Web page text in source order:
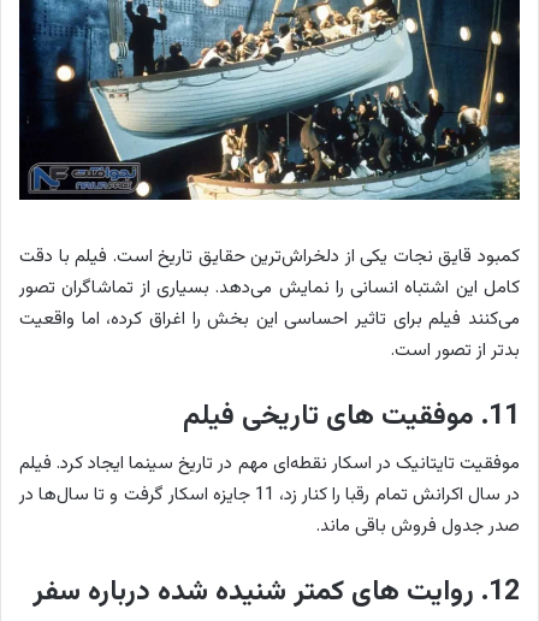
کمبود قایق نجات یکی از دلخراش‌ترین حقایق تاریخ است. فیلم با دقت
کامل این اشتباه انسانی را نمایش می‌دهد. بسیاری از تماشاگران تصور
می‌کنند فیلم برای تاثیر احساسی این بخش را اغراق کرده، اما واقعیت
بدتر از تصور است.
11. موفقیت های تاریخی فیلم
موفقیت تایتانیک در اسکار نقطه‌ای مهم در تاریخ سینما ایجاد کرد. فیلم
در سال اکرانش تمام رقبا را کنار زد، 11 جایزه اسکار گرفت و تا سال‌ها در
صدر جدول فروش باقی ماند.
12. روایت های کمتر شنیده شده درباره سفر